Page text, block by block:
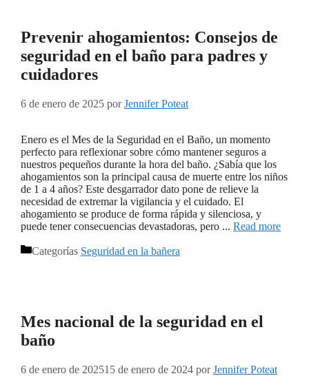
Prevenir ahogamientos: Consejos de
seguridad en el baño para padres y
cuidadores
6 de enero de 2025 porJennifer Poteat
Enero es el Mes de la Seguridad en el Baño, un momento
perfecto para reflexionar sobre cómo mantener seguros a
nuestros pequeños durante la hora del baño. ¿Sabía que los
ahogamientos son la principal causa de muerte entre los niños
de 1 a 4 años? Este desgarrador dato pone de relieve la
necesidad de extremar la vigilancia y el cuidado. El
ahogamiento se produce de forma rápida y silenciosa, y
puede tener consecuencias devastadoras, pero ... Read more
Categorías Seguridad en la bañera
Mes nacional de la seguridad en el
baño
6 de enero de 202515 de enero de 2024 porJennifer Poteat